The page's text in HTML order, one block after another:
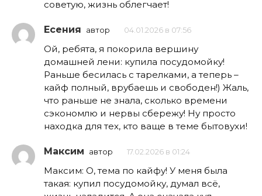
советую, жизнь облегчает!
Есения автор 04.01.2026 в 07:56
Ой, ребята, я покорила вершину
домашней лени: купила посудомойку!
Раньше бесилась с тарелками, а теперь –
кайф полный, врубаешь и свободен!) Жаль,
что раньше не знала, сколько времени
сэкономлю и нервы сбережу! Ну просто
находка для тех, кто ваще в теме бытовухи!
Максим автор 17.02.2026 в 01:24
Максим: О, тема по кайфу! У меня была
такая: купил посудомойку, думал всё,